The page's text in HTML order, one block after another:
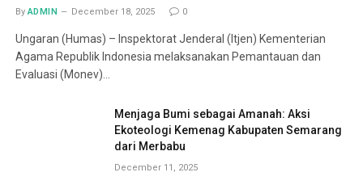
By ADMIN December 18, 2025 0
Ungaran (Humas) – Inspektorat Jenderal (Itjen) Kementerian
Agama Republik Indonesia melaksanakan Pemantauan dan
Evaluasi (Monev)…
Menjaga Bumi sebagai Amanah: Aksi
Ekoteologi Kemenag Kabupaten Semarang
dari Merbabu
December 11, 2025